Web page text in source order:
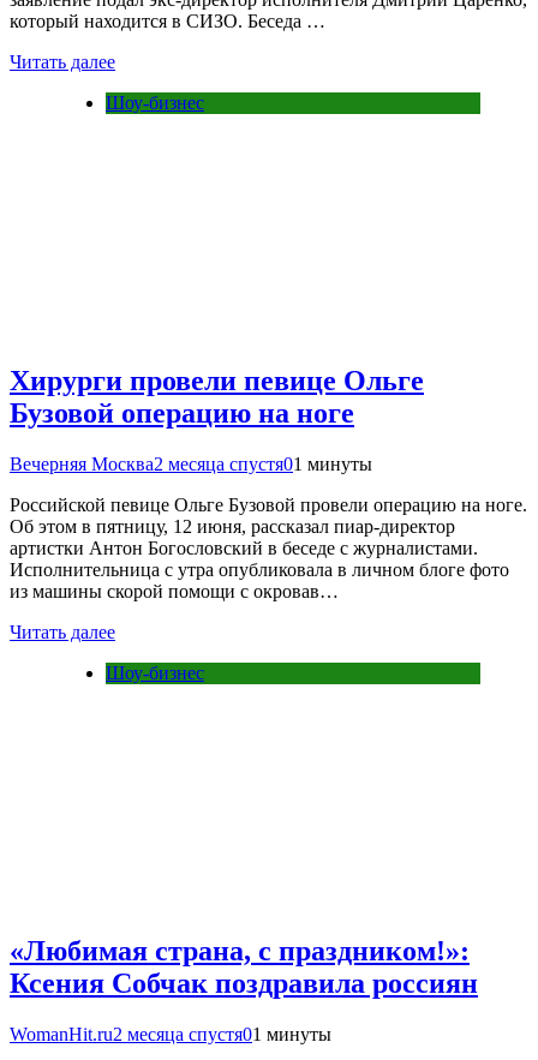
который находится в СИЗО. Беседа …
Читать далее
Шоу-бизнес
Хирурги провели певице Ольге
Бузовой операцию на ноге
Вечерняя Москва2 месяца спустя01 минуты
Российской певице Ольге Бузовой провели операцию на ноге.
Об этом в пятницу, 12 июня, рассказал пиар-директор
артистки Антон Богословский в беседе с журналистами.
Исполнительница с утра опубликовала в личном блоге фото
из машины скорой помощи с окровав…
Читать далее
Шоу-бизнес
«Любимая страна, с праздником!»:
Ксения Собчак поздравила россиян
WomanHit.ru2 месяца спустя01 минуты